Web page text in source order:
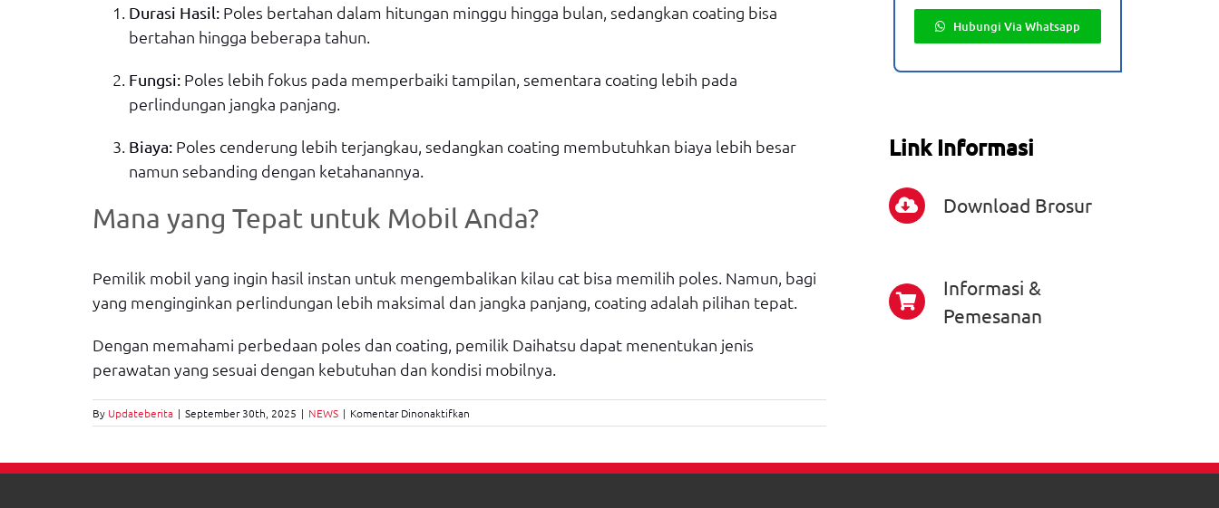
Durasi Hasil: Poles bertahan dalam hitungan minggu hingga bulan, sedangkan coating bisa
bertahan hingga beberapa tahun.
Fungsi: Poles lebih fokus pada memperbaiki tampilan, sementara coating lebih pada
perlindungan jangka panjang.
Biaya: Poles cenderung lebih terjangkau, sedangkan coating membutuhkan biaya lebih besar
namun sebanding dengan ketahanannya.
Mana yang Tepat untuk Mobil Anda?
Pemilik mobil yang ingin hasil instan untuk mengembalikan kilau cat bisa memilih poles. Namun, bagi
yang menginginkan perlindungan lebih maksimal dan jangka panjang, coating adalah pilihan tepat.
Dengan memahami perbedaan poles dan coating, pemilik Daihatsu dapat menentukan jenis
perawatan yang sesuai dengan kebutuhan dan kondisi mobilnya.
By Updateberita | September 30th, 2025 | NEWS | Komentar Dinonaktifkan
Perbedaan
dan
Coating
Hubungi Via Whatsapp
Link Informasi
Download Brosur
Informasi &
Pemesanan